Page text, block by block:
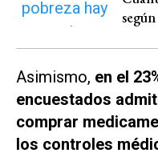
Asimismo, en el
encuestados
comprar
los controles